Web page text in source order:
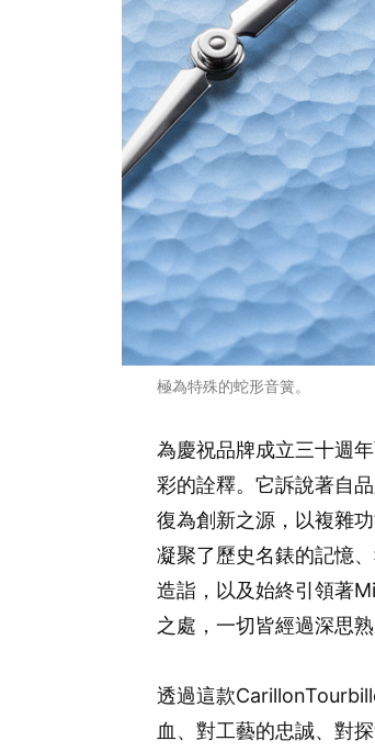
極為特殊的蛇形音簧。
為慶祝品牌成立三十週
彩的詮釋。它訴說著自
復為創新之源，以複雜
凝聚了歷史名錶的記憶
造詣，以及始終引領著
之處，一切皆經過深思
透過這款
血、對工藝的忠誠、對